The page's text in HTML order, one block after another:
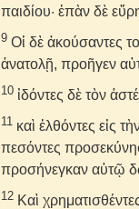
παιδίου· ἐπὰν δὲ
9 Οἱ δὲ ἀκούσαντες
ἀνατολῇ, προῆγεν
10 ἰδόντες δὲ τὸν
11 καὶ ἐλθόντες εἰς
πεσόντες
προσήνεγκαν αὐτῷ
12 Καὶ